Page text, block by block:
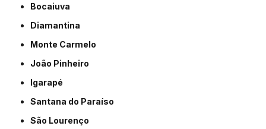
Bocaiuva
Diamantina
Monte Carmelo
João Pinheiro
Igarapé
Santana do Paraíso
São Lourenço